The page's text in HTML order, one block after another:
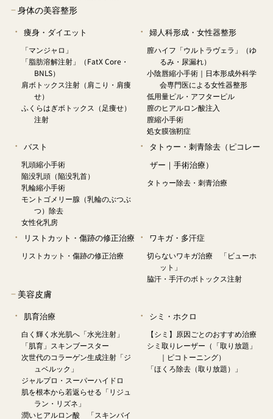
−身体の美容整形
痩身・ダイエット
「マンジャロ」
「脂肪溶解注射」（FatX Core・
BNLS）
肩ボトックス注射（肩こり・肩痩
せ）
ふくらはぎボトックス（足痩せ）
注射
婦人科形成・女性器整形
膣ハイフ「ウルトラヴェラ」（ゆ
るみ・尿漏れ）
小陰唇縮小手術｜日本形成外科学
会専門医による女性器整形
低用量ピル・アフターピル
膣のヒアルロン酸注入
膣縮小手術
処女膜強靭症
バスト
乳頭縮小手術
陥没乳頭（陥没乳首）
乳輪縮小手術
モントゴメリー腺（乳輪のぶつぶ
つ）除去
女性化乳房
タトゥー・刺青除去（ピコレー
ザー｜手術治療）
タトゥー除去・刺青治療
リストカット・傷跡の修正治療
リストカット・傷跡の修正治療
ワキガ・多汗症
切らないワキガ治療 「ビューホ
ット」
脇汗・手汗のボトックス注射
−美容皮膚
肌育治療
白く輝く水光肌へ「水光注射」
「肌育」スキンブースター
次世代のコラーゲン生成注射「ジ
ュベルック」
ジャルプロ・スーパーハイドロ
肌を根本から若返らせる「リジュ
ラン・リズネ」
潤いヒアルロン酸 「スキンバイ
シミ・ホクロ
【シミ】原因ごとのおすすめ治療
シミ取りレーザー（「取り放題」
｜ピコトーニング）
「ほくろ除去（取り放題）」